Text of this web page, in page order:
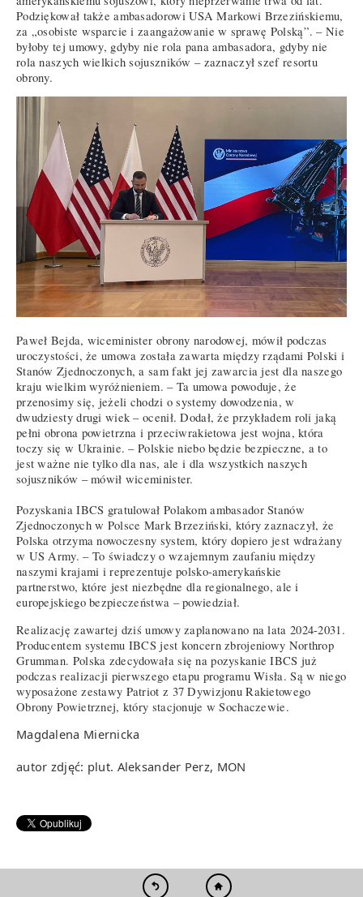
Podziękował także ambasadorowi USA Markowi Brzezińskiemu,
za „osobiste wsparcie i zaangażowanie w sprawę Polską”. – Nie
byłoby tej umowy, gdyby nie rola pana ambasadora, gdyby nie
rola naszych wielkich sojuszników – zaznaczył szef resortu
obrony.
Paweł Bejda, wiceminister obrony narodowej, mówił podczas
uroczystości, że umowa została zawarta między rządami Polski i
Stanów Zjednoczonych, a sam fakt jej zawarcia jest dla naszego
kraju wielkim wyróżnieniem. – Ta umowa powoduje, że
przenosimy się, jeżeli chodzi o systemy dowodzenia, w
dwudziesty drugi wiek – ocenił. Dodał, że przykładem roli jaką
pełni obrona powietrzna i przeciwrakietowa jest wojna, która
toczy się w Ukrainie. – Polskie niebo będzie bezpieczne, a to
jest ważne nie tylko dla nas, ale i dla wszystkich naszych
sojuszników – mówił wiceminister.
Pozyskania IBCS gratulował Polakom ambasador Stanów
Zjednoczonych w Polsce Mark Brzeziński, który zaznaczył, że
Polska otrzyma nowoczesny system, który dopiero jest wdrażany
w US Army. – To świadczy o wzajemnym zaufaniu między
naszymi krajami i reprezentuje polsko-amerykańskie
partnerstwo, które jest niezbędne dla regionalnego, ale i
europejskiego bezpieczeństwa – powiedział.
Realizację zawartej dziś umowy zaplanowano na lata 2024-2031.
Producentem systemu IBCS jest koncern zbrojeniowy Northrop
Grumman. Polska zdecydowała się na pozyskanie IBCS już
podczas realizacji pierwszego etapu programu Wisła. Są w niego
wyposażone zestawy Patriot z 37 Dywizjonu Rakietowego
Obrony Powietrznej, który stacjonuje w Sochaczewie.
Magdalena Miernicka
autor zdjęć: plut. Aleksander Perz, MON